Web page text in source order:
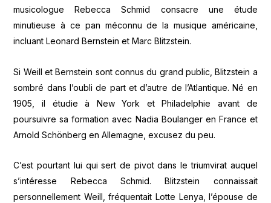
musicologue Rebecca Schmid consacre une étude
minutieuse à ce pan méconnu de la musique américaine,
incluant Leonard Bernstein et Marc Blitzstein.
Si Weill et Bernstein sont connus du grand public, Blitzstein a
sombré dans l’oubli de part et d’autre de l’Atlantique. Né en
1905, il étudie à New York et Philadelphie avant de
poursuivre sa formation avec Nadia Boulanger en France et
Arnold Schönberg en Allemagne, excusez du peu.
C’est pourtant lui qui sert de pivot dans le triumvirat auquel
s’intéresse Rebecca Schmid. Blitzstein connaissait
personnellement Weill, fréquentait Lotte Lenya, l’épouse de